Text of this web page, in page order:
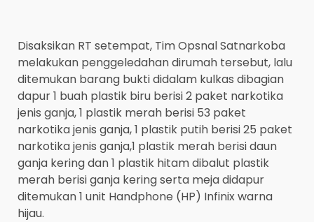
Disaksikan RT setempat, Tim Opsnal Satnarkoba
melakukan penggeledahan dirumah tersebut, lalu
ditemukan barang bukti didalam kulkas dibagian
dapur 1 buah plastik biru berisi 2 paket narkotika
jenis ganja, 1 plastik merah berisi 53 paket
narkotika jenis ganja, 1 plastik putih berisi 25 paket
narkotika jenis ganja,1 plastik merah berisi daun
ganja kering dan 1 plastik hitam dibalut plastik
merah berisi ganja kering serta meja didapur
ditemukan 1 unit Handphone (HP) Infinix warna
hijau.